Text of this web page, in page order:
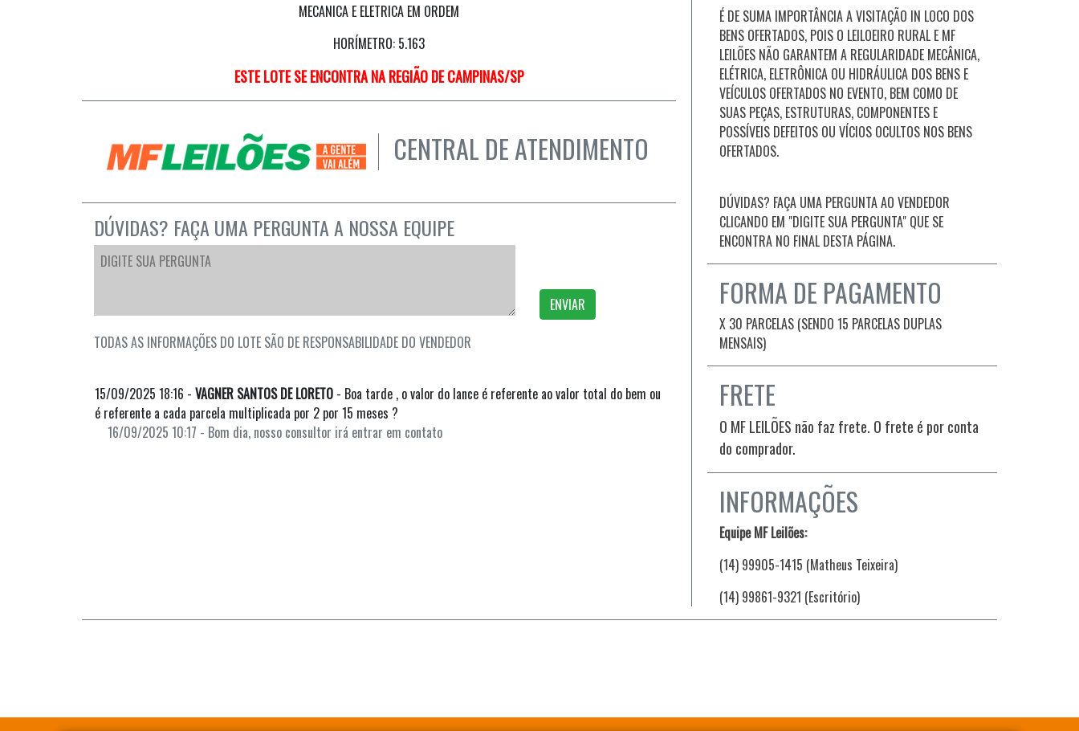
MECANICA E ELETRICA EM ORDEM
HORÍMETRO: 5.163
ESTE LOTE SE ENCONTRA NA REGIÃO DE CAMPINAS/SP
CENTRAL DE ATENDIMENTO
DÚVIDAS? FAÇA UMA PERGUNTA A NOSSA EQUIPE
ENVIAR
TODAS AS INFORMAÇÕES DO LOTE SÃO DE RESPONSABILIDADE DO VENDEDOR
15/09/2025 18:16 - VAGNER SANTOS DE LORETO - Boa tarde , o valor do lance é referente ao valor total do bem ou
é referente a cada parcela multiplicada por 2 por 15 meses ?
16/09/2025 10:17 - Bom dia, nosso consultor irá entrar em contato
É DE SUMA IMPORTÂNCIA A VISITAÇÃO IN LOCO DOS
BENS OFERTADOS, POIS O LEILOEIRO RURAL E MF
LEILÕES NÃO GARANTEM A REGULARIDADE MECÂNICA,
ELÉTRICA, ELETRÔNICA OU HIDRÁULICA DOS BENS E
VEÍCULOS OFERTADOS NO EVENTO, BEM COMO DE
SUAS PEÇAS, ESTRUTURAS, COMPONENTES E
POSSÍVEIS DEFEITOS OU VÍCIOS OCULTOS NOS BENS
OFERTADOS.
DÚVIDAS? FAÇA UMA PERGUNTA AO VENDEDOR
CLICANDO EM "DIGITE SUA PERGUNTA" QUE SE
ENCONTRA NO FINAL DESTA PÁGINA.
FORMA DE PAGAMENTO
X 30 PARCELAS (SENDO 15 PARCELAS DUPLAS
MENSAIS)
FRETE
O MF LEILÕES não faz frete. O frete é por conta
do comprador.
INFORMAÇÕES
Equipe MF Leilões:
(14) 99905-1415 (Matheus Teixeira)
(14) 99861-9321 (Escritório)